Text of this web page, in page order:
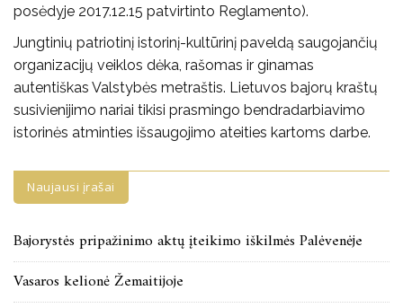
posėdyje 2017.12.15 patvirtinto Reglamento).
Jungtinių patriotinį istorinį-kultūrinį paveldą saugojančių
organizacijų veiklos dėka, rašomas ir ginamas
autentiškas Valstybės metraštis. Lietuvos bajorų kraštų
susivienijimo nariai tikisi prasmingo bendradarbiavimo
istorinės atminties išsaugojimo ateities kartoms darbe.
Naujausi įrašai
Bajorystės pripažinimo aktų įteikimo iškilmės Palėvenėje
Vasaros kelionė Žemaitijoje